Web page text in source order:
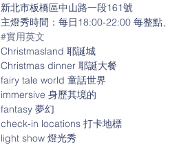
新北市板橋區中山路一段161號
主燈秀時間：每日18:00-22:00 每整點
#實用英文
Christmasland 耶誕城
Christmas dinner 耶誕大餐
fairy tale world 童話世界
immersive 身歷其境的
fantasy 夢幻
check-in locations 打卡地標
light show 燈光秀